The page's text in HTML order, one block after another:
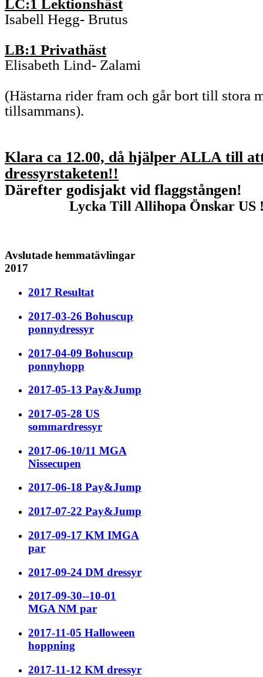
LC:1 Lektionshäst
Isabell Hegg- Brutus
LB:1 Privathäst
Elisabeth Lind- Zalami
(Hästarna rider fram och går bort till stora
tillsammans).
Klara ca 12.00, då hjälper ALLA till
dressyrstaketen!!
Därefter godisjakt vid flaggstången!
Lycka Till Allihopa Önskar US
Avslutade hemmatävlingar
2017
2017 Resultat
2017-03-26 Bohuscup
ponnydressyr
2017-04-09 Bohuscup
ponnyhopp
2017-05-13 Pay&Jump
2017-05-28 US
sommardressyr
2017-06-10/11 MGA
Nissecupen
2017-06-18 Pay&Jump
2017-07-22 Pay&Jump
2017-09-17 KM IMGA
par
2017-09-24 DM dressyr
2017-09-30--10-01
MGA NM par
2017-11-05 Halloween
hoppning
2017-11-12 KM dressyr